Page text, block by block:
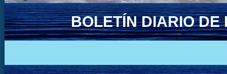
BOLETÍN DIARIO DE